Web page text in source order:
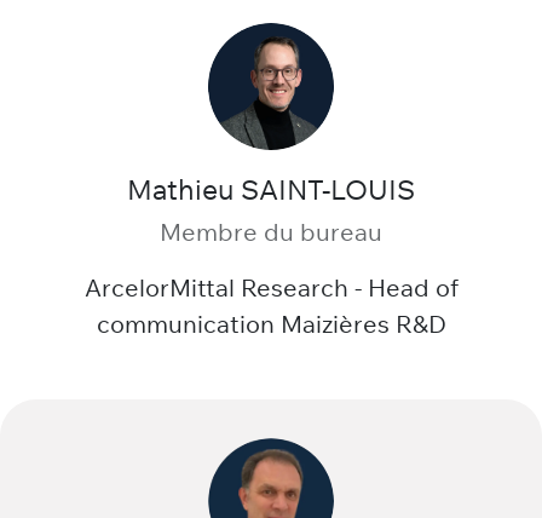
Mathieu SAINT-LOUIS
Membre du bureau
ArcelorMittal Research - Head of
communication Maizières R&D